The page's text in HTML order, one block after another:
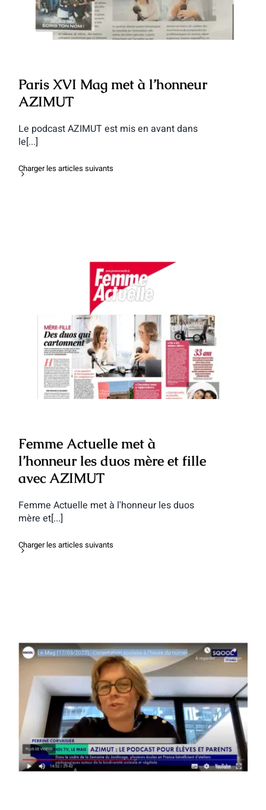
Paris XVI Mag met à l’honneur
AZIMUT
Le podcast AZIMUT est mis en avant dans
le[...]
Charger les articles suivants
Femme Actuelle met à l’honneur les
duos mère et fille avec AZIMUT
Femme Actuelle met à
l’honneur les duos mère et fille
avec AZIMUT
Femme Actuelle met à l'honneur les duos
mère et[...]
Charger les articles suivants
Interview de Perrine Corvaisier sur
SQOOL TV